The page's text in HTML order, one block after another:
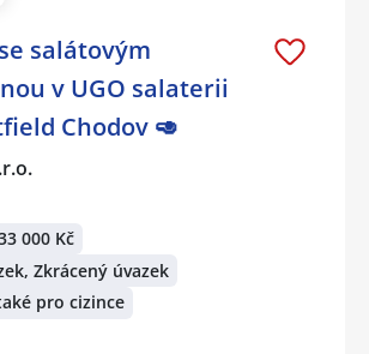
salátovým
v UGO salaterii
Chodov 🥑
000 Kč
Zkrácený úvazek
pro cizince